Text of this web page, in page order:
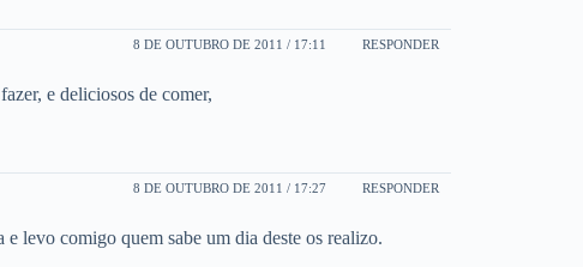
8 DE OUTUBRO DE 2011 / 17:11 RESPONDER
e deliciosos de comer,
8 DE OUTUBRO DE 2011 / 17:27 RESPONDER
e levo comigo quem sabe um dia deste os realizo.